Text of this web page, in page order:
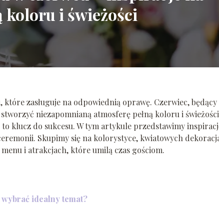
koloru i świeżości
zasługuje na odpowiednią oprawę. Czerwiec, będący
niezapomnianą atmosferę pełną koloru i
klucz do sukcesu. W tym artykule przedstawimy
Skupimy się na kolorystyce, kwiatowych
i atrakcjach, które umilą czas gościom.
idealny temat?